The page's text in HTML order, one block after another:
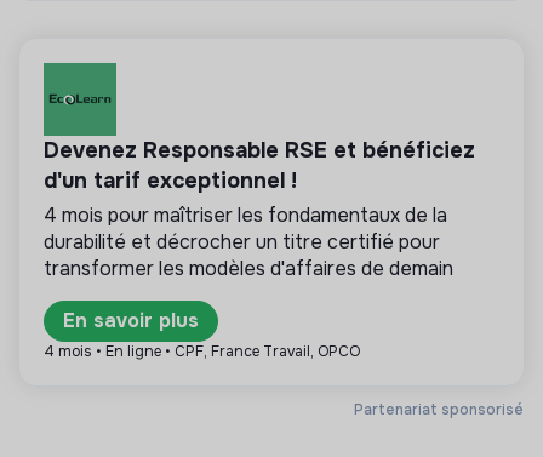
💡 Produits ou services responsables
La mission de cette entreprise est de concevoir
des produits ou proposer des services éco-
responsables alignés avec les besoins de la
transformation écologique et solidaire.
Plus d'informations
EnergiePartenariat sponsorisé
Devenez Responsable RSE et bénéficiez
d'un tarif exceptionnel !
4 mois pour maîtriser les fondamentaux de la
durabilité et décrocher un titre certifié pour
transformer les modèles d'affaires de demain
En savoir plus
4 mois • En ligne • CPF, France Travail, OPCO